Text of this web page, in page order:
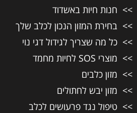
חנות חיות באשדוד
בחירת המזון הנכון לכלב שלך
כל מה שצריך לגידול דגי נוי
מוצרי SOS לחיות מחמד
מזון כלבים
מזון יבש לחתולים
טיפול נגד פרעושים לכלב